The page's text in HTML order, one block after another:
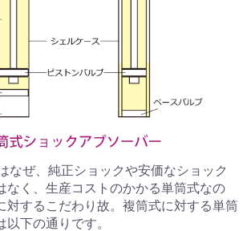
なぜ、純正ショックや安価なショック
なく、生産コストのかかる単筒式なの
対するこだわり故。複筒式に対する単筒
下の通りです。